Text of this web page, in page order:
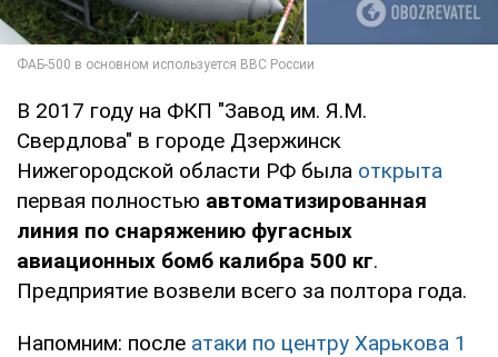
В 2017 году на ФКП "Завод им. Я.М.
Свердлова" в городе Дзержинск
Нижегородской области РФ была открыта
первая полностью автоматизированная
линия по снаряжению фугасных
авиационных бомб калибра 500 кг.
Предприятие возвели всего за полтора года.
Напомним: после атаки по центру Харькова 1